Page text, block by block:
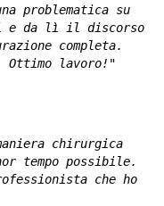
problematica su
e da lì il discorso
completa.
lavoro!"
chirurgica
tempo possibile.
che ho